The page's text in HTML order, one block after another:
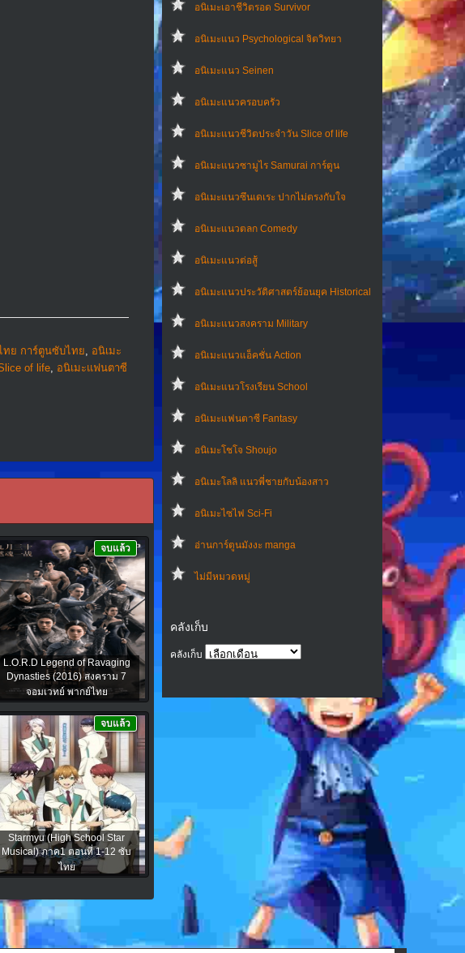
อนิเมะเอาชีวิตรอด Survivor
อนิเมะแนว Psychological จิตวิทยา
อนิเมะแนว Seinen
อนิเมะแนวครอบครัว
อนิเมะแนวชีวิตประจําวัน Slice of life
อนิเมะแนวซามูไร Samurai การ์ตูน
อนิเมะแนวซึนเดเระ ปากไม่ตรงกับใจ
อนิเมะแนวตลก Comedy
อนิเมะแนวต่อสู้
อนิเมะแนวประวัติศาสตร์ย้อนยุค Historical
อนิเมะแนวสงคราม Military
อนิเมะแนวแอ็คชั่น Action
อนิเมะแนวโรงเรียน School
อนิเมะแฟนตาซี Fantasy
อนิเมะโชโจ Shoujo
อนิเมะโลลิ แนวพี่ชายกับน้องสาว
อนิเมะไซไฟ Sci-Fi
อ่านการ์ตูนมังงะ manga
ไม่มีหมวดหมู่
คลังเก็บ
คลังเก็บ
ทย การ์ตูนซับไทย, อนิเมะ
of life, อนิเมะแฟนตาซี
L.O.R.D Legend of Ravaging
Dynasties (2016) สงคราม 7
จอมเวทย์ พากย์ไทย
จบแล้ว
Starmyu (High School Star
Musical) ภาค1 ตอนที่ 1-12 ซับ
ไทย
จบแล้ว